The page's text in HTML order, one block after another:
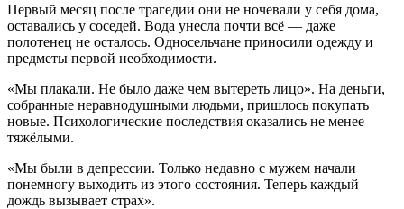
Первый месяц после трагедии они не ночевали у себя дома,
оставались у соседей. Вода унесла почти всё — даже
полотенец не осталось. Односельчане приносили одежду и
предметы первой необходимости.
«Мы плакали. Не было даже чем вытереть лицо». На деньги,
собранные неравнодушными людьми, пришлось покупать
новые. Психологические последствия оказались не менее
тяжёлыми.
«Мы были в депрессии. Только недавно с мужем начали
понемногу выходить из этого состояния. Теперь каждый
дождь вызывает страх».